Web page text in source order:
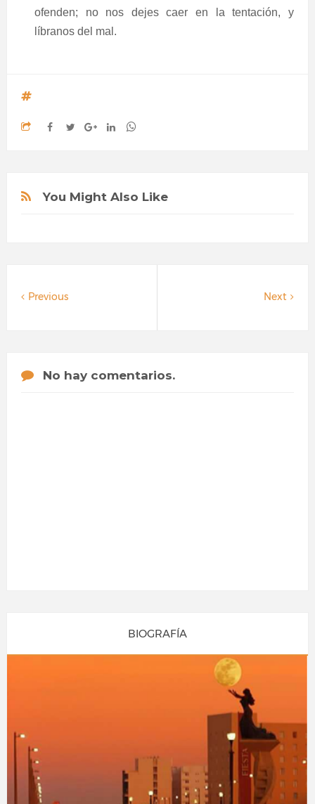
ofenden; no nos dejes caer en la tentación, y
líbranos del mal.
You Might Also Like
Next
Previous
No hay comentarios.
BIOGRAFÍA